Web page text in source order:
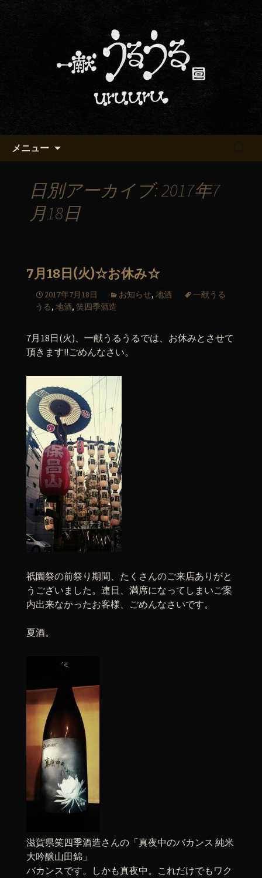
京都・五条でおいしい地酒が飲
める「一献うるうる」のブロ
京都・五条烏丸の町屋居酒屋「一献う
るうる」からのお知らせ
メニュー
日別アーカイブ: 2017年7
月18日
7月18日(火)☆お休み☆
2017年7月18日 お知らせ, 地酒
一献うる
うる, 地酒, 笑四季酒造
7月18日(火)、一献うるうるでは、お休みとさせて
頂きます!!ごめんなさい。
祇園祭の前祭り期間、たくさんのご来店ありがと
うございました。連日、満席になってしまいご案
内出来なかったお客様、ごめんなさいです。
夏酒。
滋賀県笑四季酒造さんの「真夜中のバカンス 純米
大吟醸山田錦」
バカンスです。しかも真夜中。これだけでもワク